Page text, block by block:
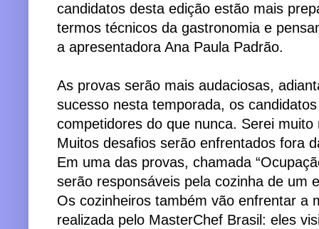
candidatos desta edição estão mais
termos técnicos da gastronomia e
a apresentadora Ana Paula Padrão.
As provas serão mais audaciosas,
sucesso nesta temporada, os
competidores do que nunca. Serei
Muitos desafios serão enfrentados fora
Em uma das provas, chamada
serão responsáveis pela cozinha de um
Os cozinheiros também vão enfrentar a
realizada pelo MasterChef Brasil: eles